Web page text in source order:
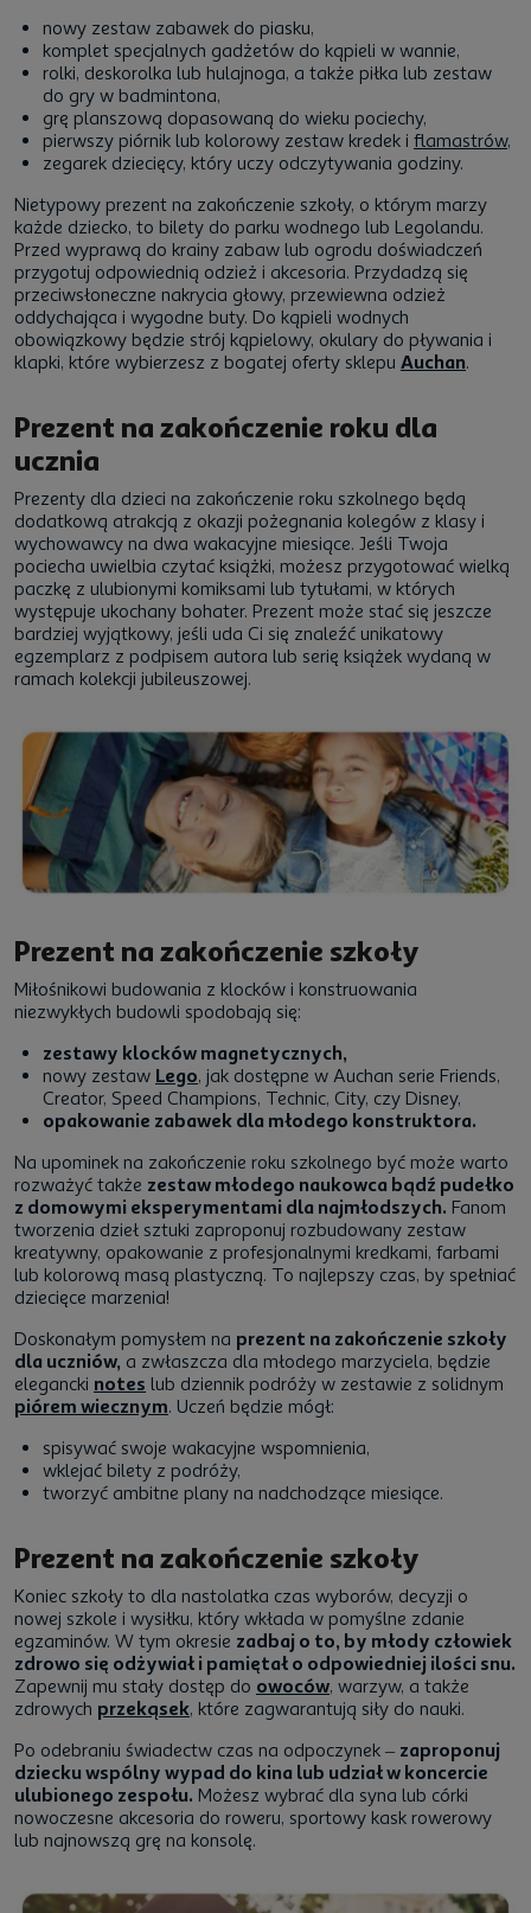
nowy zestaw zabawek do piasku,
komplet specjalnych gadżetów do kąpieli w wannie,
rolki, deskorolka lub hulajnoga, a także piłka lub zestaw
do gry w badmintona,
grę planszową dopasowaną do wieku pociechy,
pierwszy piórnik lub kolorowy zestaw kredek i flamastrów,
zegarek dziecięcy, który uczy odczytywania godziny.
Nietypowy prezent na zakończenie szkoły, o którym marzy
każde dziecko, to bilety do parku wodnego lub Legolandu.
Przed wyprawą do krainy zabaw lub ogrodu doświadczeń
przygotuj odpowiednią odzież i akcesoria. Przydadzą się
przeciwsłoneczne nakrycia głowy, przewiewna odzież
oddychająca i wygodne buty. Do kąpieli wodnych
obowiązkowy będzie strój kąpielowy, okulary do pływania i
klapki, które wybierzesz z bogatej oferty sklepu Auchan.
Prezent na zakończenie roku dla
ucznia
Prezenty dla dzieci na zakończenie roku szkolnego będą
dodatkową atrakcją z okazji pożegnania kolegów z klasy i
wychowawcy na dwa wakacyjne miesiące. Jeśli Twoja
pociecha uwielbia czytać książki, możesz przygotować wielką
paczkę z ulubionymi komiksami lub tytułami, w których
występuje ukochany bohater. Prezent może stać się jeszcze
bardziej wyjątkowy, jeśli uda Ci się znaleźć unikatowy
egzemplarz z podpisem autora lub serię książek wydaną w
ramach kolekcji jubileuszowej.
Prezent na zakończenie szkoły
Miłośnikowi budowania z klocków i konstruowania
niezwykłych budowli spodobają się:
zestawy klocków magnetycznych,
nowy zestaw Lego, jak dostępne w Auchan serie Friends,
Creator, Speed Champions, Technic, City, czy Disney,
opakowanie zabawek dla młodego konstruktora.
Na upominek na zakończenie roku szkolnego być może warto
rozważyć także zestaw młodego naukowca bądź pudełko
z domowymi eksperymentami dla najmłodszych. Fanom
tworzenia dzieł sztuki zaproponuj rozbudowany zestaw
kreatywny, opakowanie z profesjonalnymi kredkami, farbami
lub kolorową masą plastyczną. To najlepszy czas, by spełniać
dziecięce marzenia!
Doskonałym pomysłem na prezent na zakończenie szkoły
dla uczniów, a zwłaszcza dla młodego marzyciela, będzie
elegancki notes lub dziennik podróży w zestawie z solidnym
piórem wiecznym. Uczeń będzie mógł:
spisywać swoje wakacyjne wspomnienia,
wklejać bilety z podróży,
tworzyć ambitne plany na nadchodzące miesiące.
Prezent na zakończenie szkoły
Koniec szkoły to dla nastolatka czas wyborów, decyzji o
nowej szkole i wysiłku, który wkłada w pomyślne zdanie
egzaminów. W tym okresie zadbaj o to, by młody człowiek
zdrowo się odżywiał i pamiętał o odpowiedniej ilości snu.
Zapewnij mu stały dostęp do owoców, warzyw, a także
zdrowych przekąsek, które zagwarantują siły do nauki.
Po odebraniu świadectw czas na odpoczynek – zaproponuj
dziecku wspólny wypad do kina lub udział w koncercie
ulubionego zespołu. Możesz wybrać dla syna lub córki
nowoczesne akcesoria do roweru, sportowy kask rowerowy
lub najnowszą grę na konsolę.